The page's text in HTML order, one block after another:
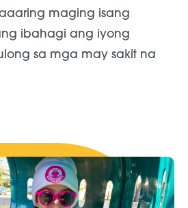
maging isang
ibahagi ang iyong
sa mga may sakit na